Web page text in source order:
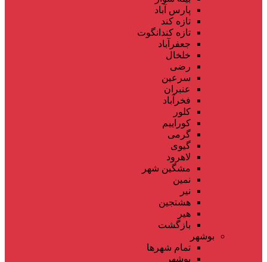
پارس آباد
تازه کند
تازه کندانگوت
جعفرآباد
خلخال
رضی
سرعین
عنبران
فخرآباد
کلور
کوراییم
گرمی
گیوی
لاهرود
مشگین شهر
نمین
نیر
هشتجین
هیر
بازگشت
بوشهر
تمام شهر‌ها
بوشهر